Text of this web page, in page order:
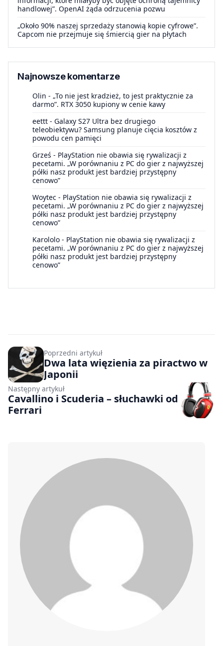
handlowej”. OpenAI żąda odrzucenia pozwu
„Około 90% naszej sprzedaży stanowią kopie cyfrowe”.
Capcom nie przejmuje się śmiercią gier na płytach
Najnowsze komentarze
Olin - „To nie jest kradzież, to jest praktycznie za
darmo”. RTX 3050 kupiony w cenie kawy
eettt - Galaxy S27 Ultra bez drugiego
teleobiektywu? Samsung planuje cięcia kosztów z
powodu cen pamięci
Grześ - PlayStation nie obawia się rywalizacji z
pecetami. „W porównaniu z PC do gier z najwyższej
półki nasz produkt jest bardziej przystępny
cenowo”
Woytec - PlayStation nie obawia się rywalizacji z
pecetami. „W porównaniu z PC do gier z najwyższej
półki nasz produkt jest bardziej przystępny
cenowo”
Karololo - PlayStation nie obawia się rywalizacji z
pecetami. „W porównaniu z PC do gier z najwyższej
półki nasz produkt jest bardziej przystępny
cenowo”
Poprzedni artykuł
Dwa lata więzienia za piractwo w
Japonii
Następny artykuł
Cavallino i Scuderia – słuchawki od
Ferrari